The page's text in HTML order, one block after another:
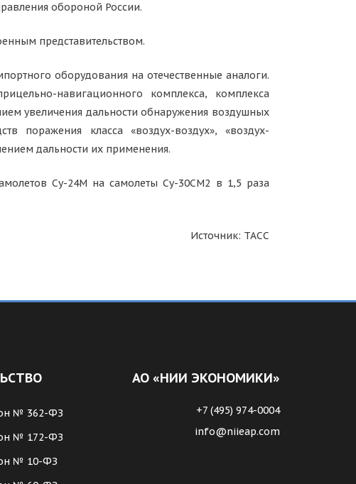
обороной России.
представительством.
оборудования на отечественные аналоги.
навигационного комплекса, комплекса
увеличения дальности обнаружения воздушных
поражения класса «воздух-воздух», «воздух-
дальности их применения.
Су-24М на самолеты Су-30СМ2 в 1,5 раза
Источник: ТАСС
№ 362-ФЗ
№ 172-ФЗ
№ 10-ФЗ
АО «НИИ ЭКОНОМИКИ»
+7 (495) 974-0004
info@niieap.com